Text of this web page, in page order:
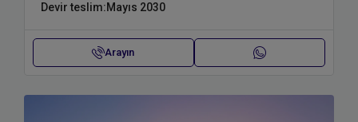
Devir teslim:Mayıs 2030
Arayın